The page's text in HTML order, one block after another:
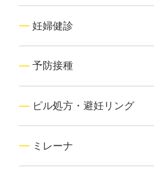
妊婦健診
予防接種
ピル処方・避妊リング
ミレーナ